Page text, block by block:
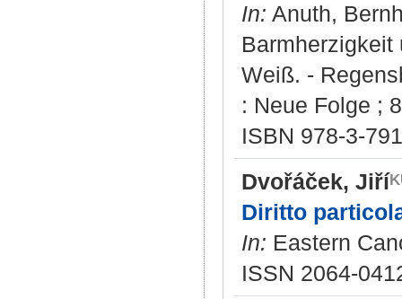
In: Anuth,
Weiß. -
: Neue Folge ;
ISBN 978-3-
Dvořáček, Jiří
Diritto
In: Eastern
ISSN 2064-